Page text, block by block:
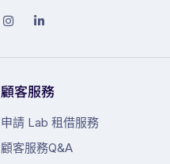
顧客服務
申請 Lab 租借服務
顧客服務Q&A